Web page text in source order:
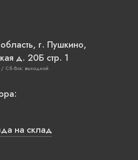
г. Пушкино,
д. 20Б стр. 1
/ Сб-Вск: выходной
на склад